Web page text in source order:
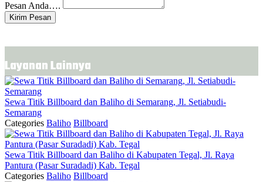
Pesan Anda….
Kirim Pesan
Layanan Lainnya
Sewa Titik Billboard dan Baliho di Semarang, Jl. Setiabudi-
Semarang
Categories Baliho Billboard
Sewa Titik Billboard dan Baliho di Kabupaten Tegal, Jl. Raya
Pantura (Pasar Suradadi) Kab. Tegal
Categories Baliho Billboard